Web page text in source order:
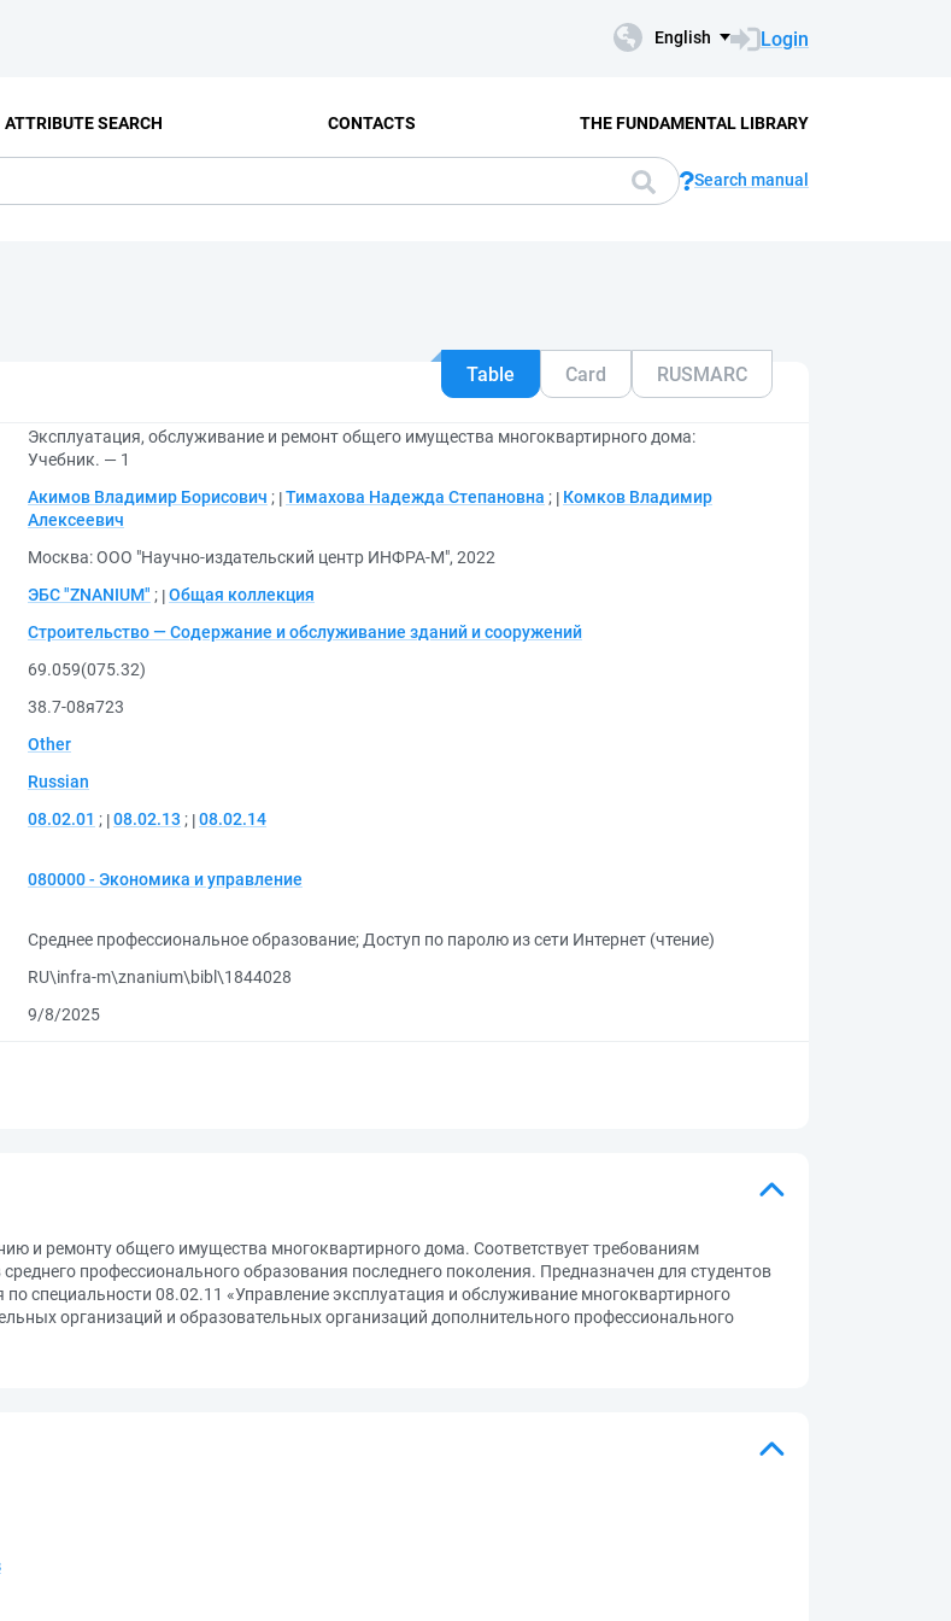
English Login
ATTRIBUTE SEARCH CONTACTS THE FUNDAMENTAL LIBRARY
Search manual
Table Card RUSMARC
Эксплуатация, обслуживание и ремонт общего имущества многоквартирного дома:
Учебник. — 1
Акимов Владимир Борисович ; Тимахова Надежда Степановна ;
Комков Владимир
Алексеевич
Москва: ООО "Научно-издательский центр ИНФРА-М", 2022
ЭБС "ZNANIUM" ; Общая коллекция
Строительство — Содержание и обслуживание зданий и сооружений
69.059(075.32)
38.7-08я723
Other
Russian
08.02.01 ; 08.02.13 ; 08.02.14
080000 - Экономика и управление
Среднее профессиональное образование; Доступ по паролю из сети Интернет (чтение)
RU\infra-m\znanium\bibl\1844028
9/8/2025
и ремонту общего имущества многоквартирного дома. Соответствует требованиям
профессионального образования последнего поколения. Предназначен для студентов
специальности 08.02.11 «Управление эксплуатация и обслуживание многоквартирного
организаций и образовательных организаций дополнительного профессионального